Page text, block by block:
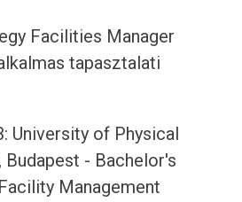
Facilities Manager
tapasztalati
University of Physical
Budapest - Bachelor's
Management